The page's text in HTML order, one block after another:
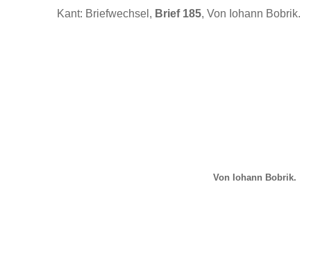
Kant: Briefwechsel, Brief 185, Von Iohann Bobrik.
Von Iohann Bobrik.